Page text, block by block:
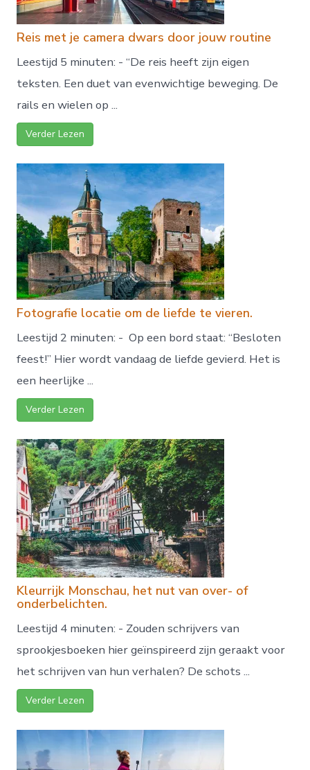
Reis met je camera dwars door jouw routine
Leestijd 5 minuten: - “De reis heeft zijn eigen
teksten. Een duet van evenwichtige beweging. De
rails en wielen op ...
Verder Lezen
Fotografie locatie om de liefde te vieren.
Leestijd 2 minuten: - Op een bord staat: “Besloten
feest!” Hier wordt vandaag de liefde gevierd. Het is
een heerlijke ...
Verder Lezen
Kleurrijk Monschau, het nut van over- of
onderbelichten.
Leestijd 4 minuten: - Zouden schrijvers van
sprookjesboeken hier geïnspireerd zijn geraakt voor
het schrijven van hun verhalen? De schots ...
Verder Lezen